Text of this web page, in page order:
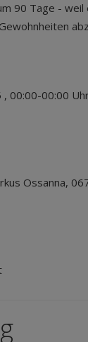
90 Tage -
, 00:00-00:00
Ossanna,